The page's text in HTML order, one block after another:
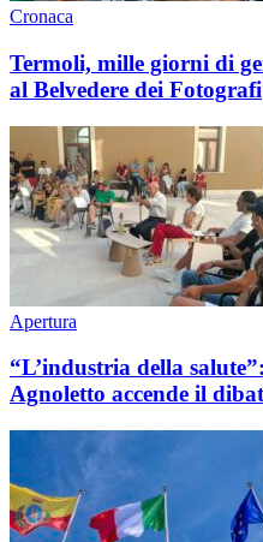
Cronaca
Termoli, mille giorni di
al Belvedere dei Fotografi
Apertura
“L’industria della
Agnoletto accende il